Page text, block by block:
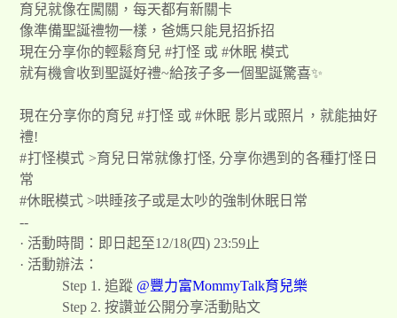
育兒就像在闖關，每天都有新關卡
像準備聖誕禮物一樣，爸媽只能見招拆招
現在分享你的輕鬆育兒 #打怪 或 #休眠 模式
就有機會收到聖誕好禮~給孩子多一個聖誕驚喜✨
現在分享你的育兒 #打怪 或 #休眠 影片或照片，就能抽好
禮!
#打怪模式 >育兒日常就像打怪, 分享你遇到的各種打怪日
常
#休眠模式 >哄睡孩子或是太吵的強制休眠日常
--
· 活動時間：即日起至12/18(四) 23:59止
· 活動辦法：
Step 1. 追蹤 @豐力富MommyTalk育兒樂
Step 2. 按讚並公開分享活動貼文